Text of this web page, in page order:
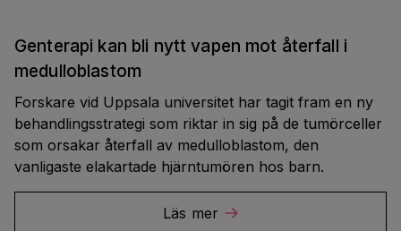
Genterapi kan bli nytt vapen mot återfall i
medulloblastom
Forskare vid Uppsala universitet har tagit fram en ny
behandlingsstrategi som riktar in sig på de tumörceller
som orsakar återfall av medulloblastom, den
vanligaste elakartade hjärntumören hos barn.
Läs mer